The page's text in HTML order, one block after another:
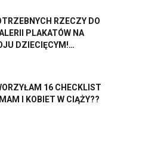
RZECZY DO
PLAKATÓW NA
DZIECIĘCYM!…
16 CHECKLIST
I KOBIET W CIĄŻY??